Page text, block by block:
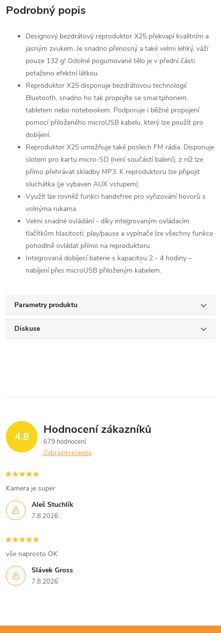
Podrobný popis
Designový bezdrátový reproduktor X25 překvapí kvalitním a
jasným zvukem. Je snadno přenosný a také velmi lehký, váží
pouze 132 g! Odolné pogumované tělo je v přední části
potaženo efektní látkou.
Reproduktor X25 disponuje bezdrátovou technologií
Bluetooth, snadno ho tak propojíte se smartphonem,
tabletem nebo notebookem. Podporuje i běžné propojení
pomocí přiloženého microUSB kabelu, který lze použít pro
dobíjení.
Reproduktor X25 umožňuje také poslech FM rádia. Disponuje
slotem pro kartu micro-SD (není součástí balení), z níž lze
přímo přehrávat skladby MP3. K reproduktoru lze připojit
sluchátka (je vybaven AUX vstupem).
Využít lze rovněž funkci handsfree pro vyřizování hovorů s
volnýma rukama.
Velmi snadné ovládání - díky integrovaným ovládacím
tlačítkům hlasitosti, play/pause a vypínače lze všechny funkce
pohodlně ovládat přímo na reproduktoru.
Integrovaná dobíjecí baterie s kapacitou 2 - 4 hodiny –
nabíjení přes microUSB přiloženým kabelem.
Parametry produktu
Diskuse
4,8 Hodnocení zákazníků
679 hodnocení
Zobrazit recenze
Aleš Stuchlík
7.8.2026
Kamera je super
Slávek Gross
7.8.2026
vše naprosto OK